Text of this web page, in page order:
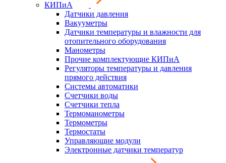
КИПиА
Датчики давления
Вакууметры
Датчики температуры и влажности для
отопительного оборудования
Манометры
Прочие комплектующие КИПиА
Регуляторы температуры и давления
прямого действия
Системы автоматики
Счетчики воды
Счетчики тепла
Термоманометры
Термометры
Термостаты
Управляющие модули
Электронные датчики температур